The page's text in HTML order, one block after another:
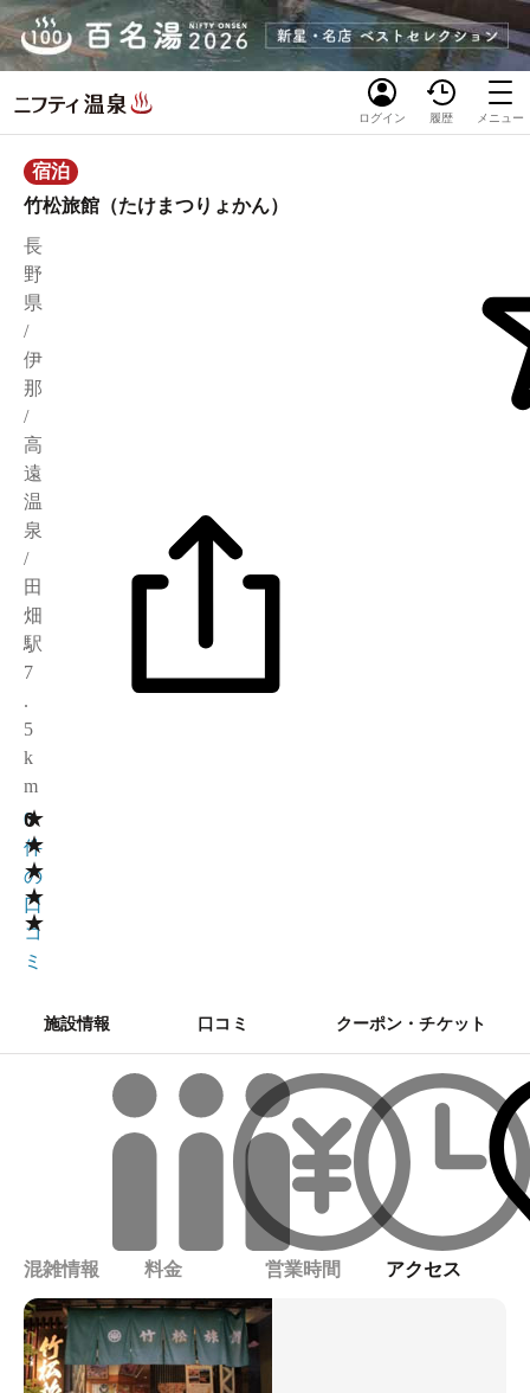
ログイン 履歴 メニュー
宿泊
竹松旅館（たけまつりょかん）
長
野
県
/
伊
那
/
高
遠
温
泉
/
田
畑
駅
7
.
5
k
m
★
★
★
★
★
0
0
件
の
口
コ
ミ
施設情報 口コミ クーポン・チケット
混雑情報 料金 営業時間 アクセス